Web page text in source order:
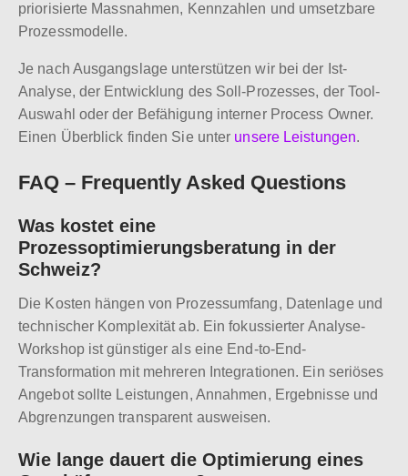
priorisierte Massnahmen, Kennzahlen und umsetzbare
Prozessmodelle.
Je nach Ausgangslage unterstützen wir bei der Ist-
Analyse, der Entwicklung des Soll-Prozesses, der Tool-
Auswahl oder der Befähigung interner Process Owner.
Einen Überblick finden Sie unter unsere Leistungen.
FAQ – Frequently Asked Questions
Was kostet eine
Prozessoptimierungsberatung in der
Schweiz?
Die Kosten hängen von Prozessumfang, Datenlage und
technischer Komplexität ab. Ein fokussierter Analyse-
Workshop ist günstiger als eine End-to-End-
Transformation mit mehreren Integrationen. Ein seriöses
Angebot sollte Leistungen, Annahmen, Ergebnisse und
Abgrenzungen transparent ausweisen.
Wie lange dauert die Optimierung eines